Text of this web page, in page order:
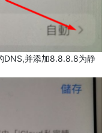
DNS,并添加8.8.8.8为静